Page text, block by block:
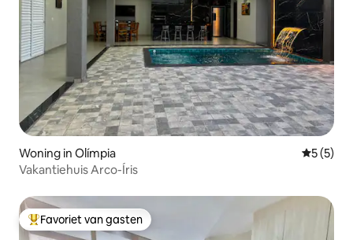
Woning in Olímpia
5 (5)
Vakantiehuis Arco-Íris
Topfavoriet van gasten
Favoriet van gasten